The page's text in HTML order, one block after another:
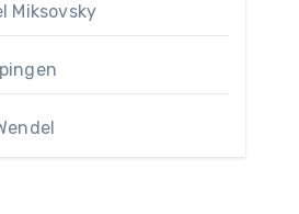
Miksovsky